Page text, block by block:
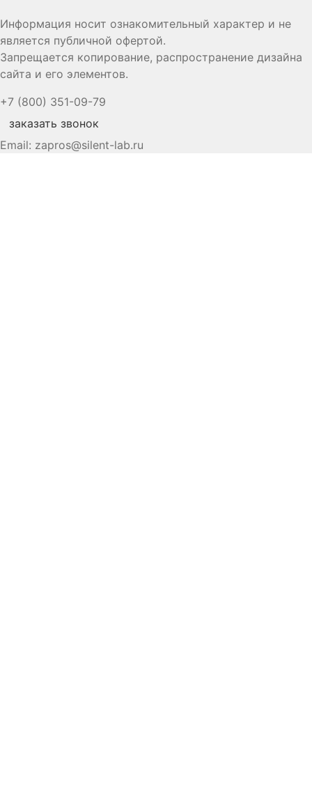
Информация носит ознакомительный характер и не
является публичной офертой.
Запрещается копирование, распространение дизайна
сайта и его элементов.
+7 (800) 351-09-79
заказать звонок
Email: zapros@silent-lab.ru